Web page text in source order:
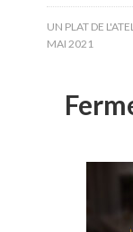
UN PLAT DE
MAI 2021